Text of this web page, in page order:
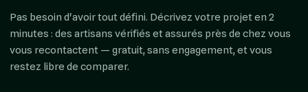
Pas besoin d'avoir tout défini. Décrivez votre projet en 2
minutes : des artisans vérifiés et assurés près de chez vous
vous recontactent — gratuit, sans engagement, et vous
restez libre de comparer.